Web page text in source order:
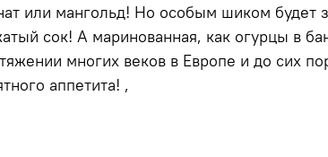
или мангольд! Но особым шиком будет
сок! А маринованная, как огурцы в
многих веков в Европе и до сих
аппетита! ,